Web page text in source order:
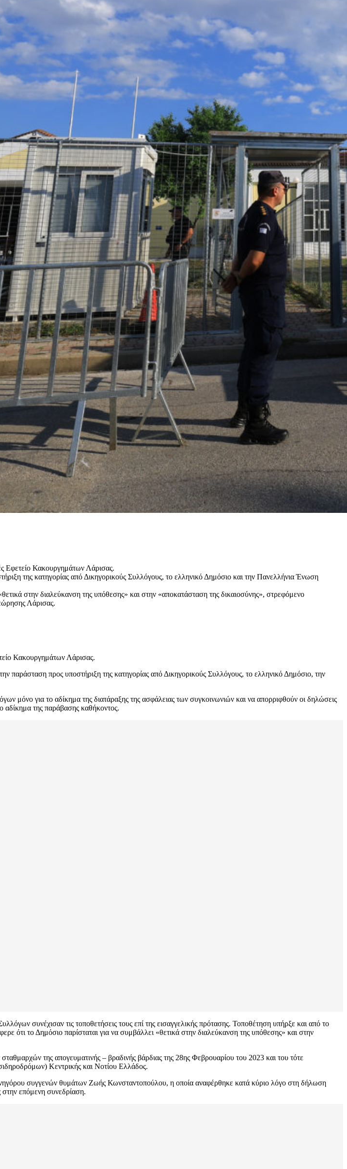
Εφετείο Κακουργημάτων Λάρισας.
της κατηγορίας από Δικηγορικούς Συλλόγους, το ελληνικό Δημόσιο και την Πανελλήνια Ένωση
στην διαλεύκανση της υπόθεσης» και στην «αποκατάσταση της δικαιοσύνης», στρεφόμενο
Λάρισας.
Κακουργημάτων Λάρισας.
παράσταση προς υποστήριξη της κατηγορίας από Δικηγορικούς Συλλόγους, το ελληνικό Δημόσιο, την
μόνο για το αδίκημα της διατάραξης της ασφάλειας των συγκοινωνιών και να απορριφθούν οι δηλώσεις
της παράβασης καθήκοντος.
συνέχισαν τις τοποθετήσεις τους επί της εισαγγελικής πρότασης. Τοποθέτηση υπήρξε και από το
ότι το Δημόσιο παρίσταται για να συμβάλλει «θετικά στην διαλεύκανση της υπόθεσης» και στην
της απογευματινής – βραδινής βάρδιας της 28ης Φεβρουαρίου του 2023 και του τότε
Κεντρικής και Νοτίου Ελλάδος.
συγγενών θυμάτων Ζωής Κωνσταντοπούλου, η οποία αναφέρθηκε κατά κύριο λόγο στη δήλωση
επόμενη συνεδρίαση.